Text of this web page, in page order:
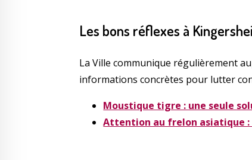
Les bons réflexes à
La Ville communique régulièrement
informations concrètes pour lutter
Moustique tigre : une seule
Attention au frelon asiatique